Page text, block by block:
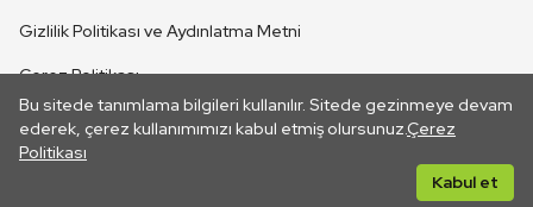
Bu sitede tanımlama bilgileri kullanılır. Sitede gezinmeye devam
ederek, çerez kullanımımızı kabul etmiş olursunuz.Çerez
Politikası
Kabul et
CANLI YAYINLAR
Gizlilik Politikası ve Aydınlatma Metni
Çerez Politikası
İletişim
Her hakkı saklıdır. ©2026 TRT. Bağlantı yoluyla gidilen dış